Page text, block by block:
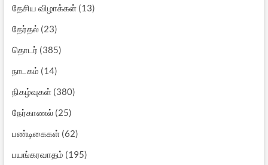
தேசிய விழாக்கள்(13)
தேர்தல்(23)
தொடர் (385)
நாடகம் (14)
நிகழ்வுகள்(380)
நேர்காணல்(25)
பண்டிகைகள்(62)
பயங்கரவாதம் (195)